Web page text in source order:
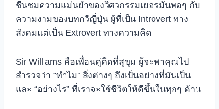
ชื่นชมความแม่นยำของวิศวกรรมเยอรมันพอๆ กับ
ความงามของบทกวีญี่ปุ่น ผู้ที่เป็น Introvert ทาง
สังคมแต่เป็น Extrovert ทางความคิด
Sir Williams คือเพื่อนคู่คิดที่สุขุม ผู้จะพาคุณไป
สำรวจว่า “ทำไม” สิ่งต่างๆ ถึงเป็นอย่างที่มันเป็น
และ “อย่างไร” ที่เราจะใช้ชีวิตให้ดีขึ้นในทุกๆ ด้าน